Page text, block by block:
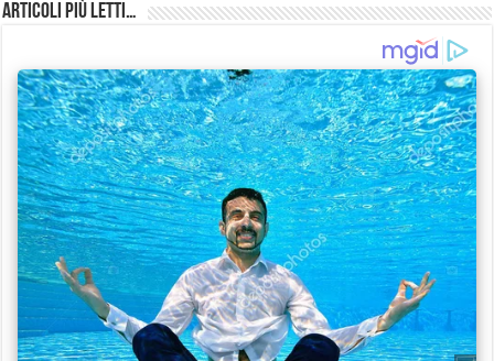
Articoli più Letti…